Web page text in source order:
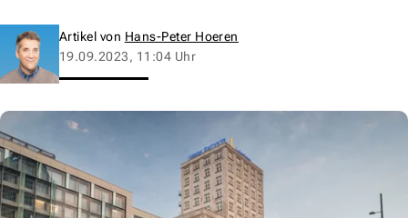
Artikel von Hans-Peter Hoeren
19.09.2023, 11:04 Uhr